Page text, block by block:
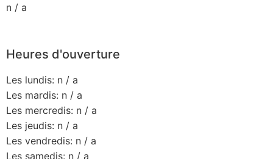
n / a
Heures d'ouverture
Les lundis: n / a
Les mardis: n / a
Les mercredis: n / a
Les jeudis: n / a
Les vendredis: n / a
Les samedis: n / a